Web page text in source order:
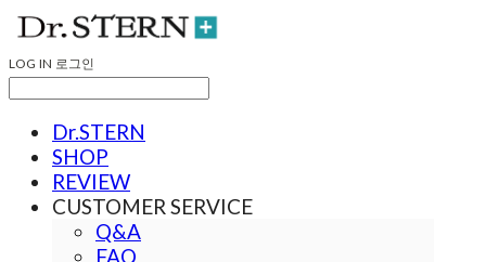
LOG IN 로그인
Dr.STERN
SHOP
REVIEW
CUSTOMER SERVICE
Q&A
FAQ